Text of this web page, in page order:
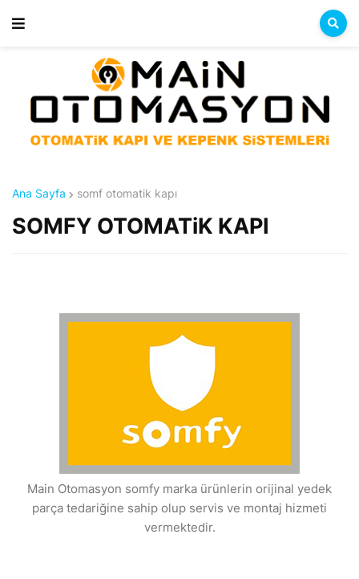
Ana Sayfa somf otomatik kapı
SOMFY OTOMATiK KAPI
Main Otomasyon somfy marka ürünlerin orijinal yedek
parça tedariğine sahip olup servis ve montaj hizmeti
vermektedir.